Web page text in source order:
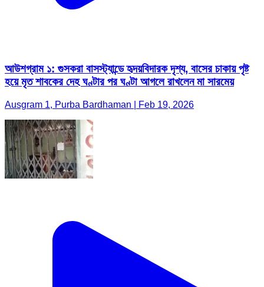
আউশগ্রাম ১: গুসকরা বাসস্ট্যান্ডে হৃদয়বিদারক দৃশ্য, বাসের চাকায় পৃষ্ট
হয়ে মৃত শাবকের দেহ ঘণ্টার পর ঘণ্টা আগলে রাখলেন মা সারমেয়
Ausgram 1, Purba Bardhaman | Feb 19, 2026